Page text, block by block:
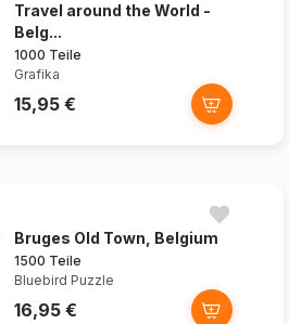
Travel around the World -
Belg...
1000 Teile
Grafika
15,95 €
Bruges Old Town, Belgium
1500 Teile
Bluebird Puzzle
16,95 €